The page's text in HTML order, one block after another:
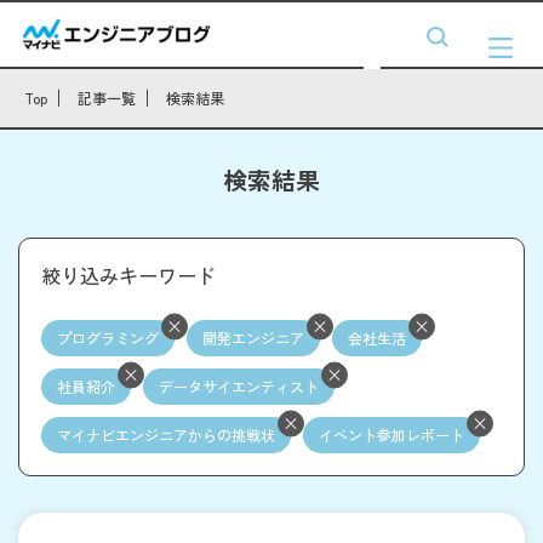
Top 記事一覧 検索結果
検索結果
絞り込みキーワード
プログラミング 開発エンジニア 会社生活
社員紹介 データサイエンティスト
マイナビエンジニアからの挑戦状 イベント参加レポート